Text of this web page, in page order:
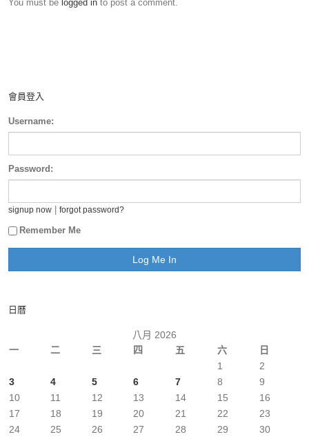
You must be logged in to post a comment.
會員登入
Username:
Password:
signup now forgot password?
Remember Me
日曆
八月 2026
一
二 三 四 五 六 日
1
2
3
4 5 6 7 8
9
10
11 12 13 14 15
16
17
18 19 20 21 22
23
24
25 26 27 28 29
30